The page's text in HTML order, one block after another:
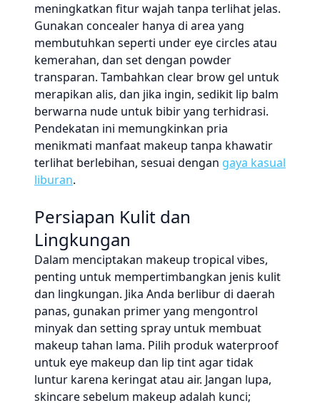
meningkatkan fitur wajah tanpa terlihat jelas.
Gunakan concealer hanya di area yang
membutuhkan seperti under eye circles atau
kemerahan, dan set dengan powder
transparan. Tambahkan clear brow gel untuk
merapikan alis, dan jika ingin, sedikit lip balm
berwarna nude untuk bibir yang terhidrasi.
Pendekatan ini memungkinkan pria
menikmati manfaat makeup tanpa khawatir
terlihat berlebihan, sesuai dengan gaya kasual
liburan.
Persiapan Kulit dan
Lingkungan
Dalam menciptakan makeup tropical vibes,
penting untuk mempertimbangkan jenis kulit
dan lingkungan. Jika Anda berlibur di daerah
panas, gunakan primer yang mengontrol
minyak dan setting spray untuk membuat
makeup tahan lama. Pilih produk waterproof
untuk eye makeup dan lip tint agar tidak
luntur karena keringat atau air. Jangan lupa,
skincare sebelum makeup adalah kunci;